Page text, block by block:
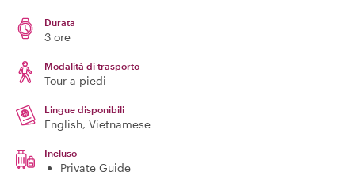
Durata
3 ore
Modalità di trasporto
Tour a piedi
Lingue disponibili
English, Vietnamese
Incluso
Private Guide